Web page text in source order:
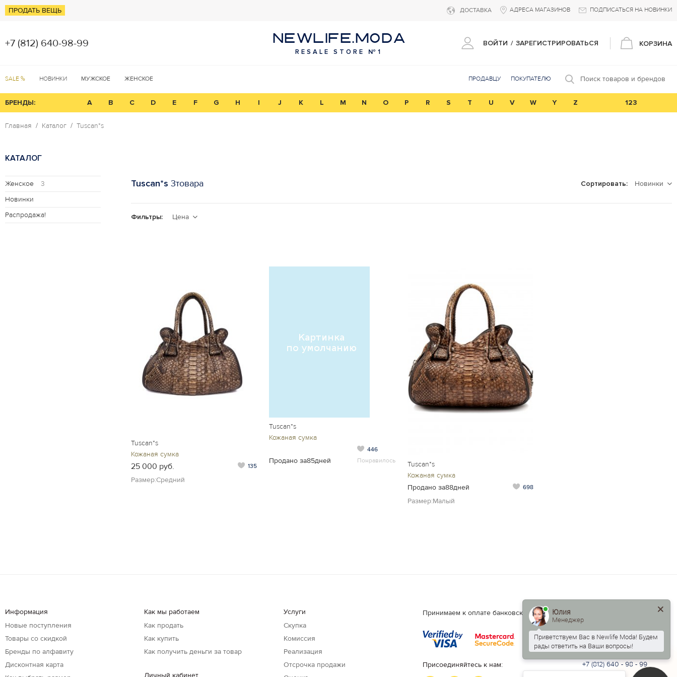
ПРОДАТЬ ВЕЩЬ ДОСТАВКА АДРЕСА МАГАЗИНОВ ПОДПИСАТЬСЯ НА НОВИНКИ
+7 (812) 640-98-99 NEWLIFE.MODA
RESALE STORE №1
ВОЙТИ / ЗАРЕГИСТРИРОВАТЬСЯ КОРЗИНА
SALE % НОВИНКИ МУЖСКОЕ ЖЕНСКОЕ ПРОДАВЦУ ПОКУПАТЕЛЮ Поиск товаров и брендов
БРЕНДЫ: A B C D E F G H I J K L M N O P R S T U V W Y Z 123
Главная Каталог Tuscan*s
КАТАЛОГ
Женское
3
Новинки
Распродажа!
Tuscan*s 3товара Сортировать: Новинки
Фильтры: Цена
Tuscan*s
Кожаная сумка
25 000 руб. 135
Размер:Средний
Tuscan*s
Кожаная сумка
Продано за85дней
446
Понравилось
Tuscan*s
Кожаная сумка
Продано за88дней
698
Размер:Малый
Информация
Новые поступления
Товары со скидкой
Бренды по алфавиту
Дисконтная карта
Как мы работаем
Как продать
Как купить
Как получить деньги за товар
Личный кабинет
Услуги
Скупка
Комиссия
Реализация
Отсрочка продажи
Принимаем к оплате банковские карты.
Присоединяйтесь к нам:
info@newlife.moda
Контактный телефон:
+7 (812) 640 - 98 - 99
Юлия
Менеджер
Приветствуем Вас в Newlife Moda! Будем
рады ответить на Ваши вопросы!